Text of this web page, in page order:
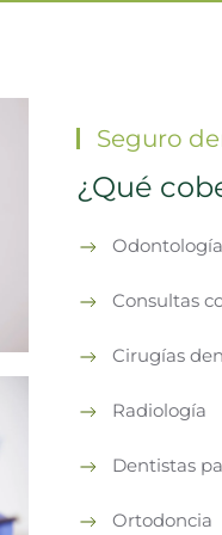
Seguro
¿Qué
Consultas
Cirugías
Radiología
Dentistas
Ortodoncia